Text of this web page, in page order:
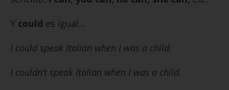
Y could es igual…
I could speak Italian when I was a child.
I couldn’t speak Italian when I was a child.